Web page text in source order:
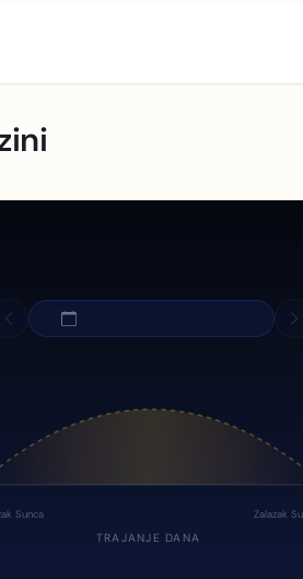
Sunca Zalazak
TRAJANJE DANA